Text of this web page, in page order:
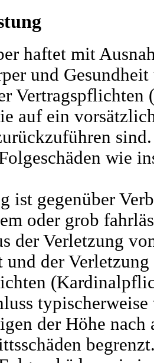
haftet mit
und
auf ein
wie
ist gegenüber
oder grob
der Verletzung
und der
der Höhe nach